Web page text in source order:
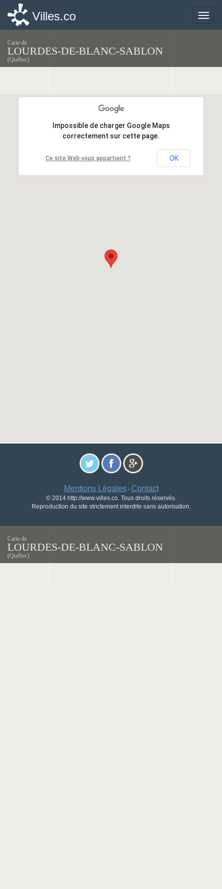
Toggle
Villes.co
Carte de
LOURDES-DE-BLANC-SABLON
(Québec)
Impossible de charger Google Maps
correctement sur cette page.
Ce site Web vous appartient ? OK
Impossible de charger Google Maps
correctement sur cette page.
Ce site Web vous appartient ? OK
Mentions Légales- Contact
© 2014 http://www.villes.co. Tous droits réservés.
Reproduction du site strictement interdite sans autorisation.
Toggle
Villes.co
Carte de
LOURDES-DE-BLANC-SABLON
(Québec)